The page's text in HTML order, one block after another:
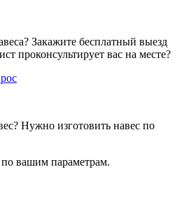
Закажите бесплатный выезд
проконсультирует вас на месте?
Нужно изготовить навес по
по вашим параметрам.